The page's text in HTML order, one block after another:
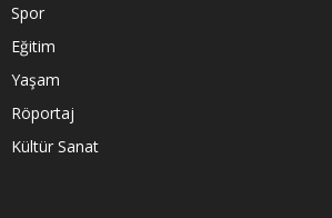
Spor
Eğitim
Yaşam
Röportaj
Kültür Sanat